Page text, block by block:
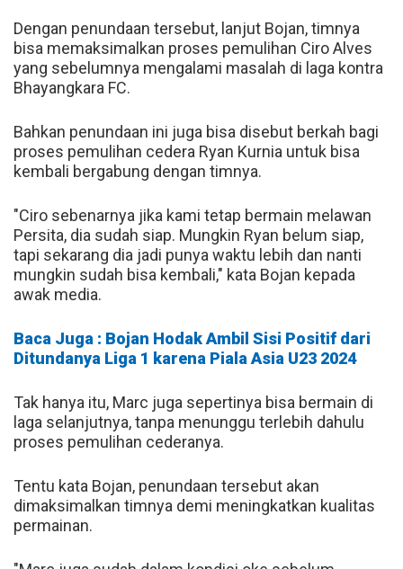
Dengan penundaan tersebut, lanjut Bojan, timnya
bisa memaksimalkan proses pemulihan Ciro Alves
yang sebelumnya mengalami masalah di laga kontra
Bhayangkara FC.
Bahkan penundaan ini juga bisa disebut berkah bagi
proses pemulihan cedera Ryan Kurnia untuk bisa
kembali bergabung dengan timnya.
"Ciro sebenarnya jika kami tetap bermain melawan
Persita, dia sudah siap. Mungkin Ryan belum siap,
tapi sekarang dia jadi punya waktu lebih dan nanti
mungkin sudah bisa kembali," kata Bojan kepada
awak media.
Baca Juga : Bojan Hodak Ambil Sisi Positif dari
Ditundanya Liga 1 karena Piala Asia U23 2024
Tak hanya itu, Marc juga sepertinya bisa bermain di
laga selanjutnya, tanpa menunggu terlebih dahulu
proses pemulihan cederanya.
Tentu kata Bojan, penundaan tersebut akan
dimaksimalkan timnya demi meningkatkan kualitas
permainan.